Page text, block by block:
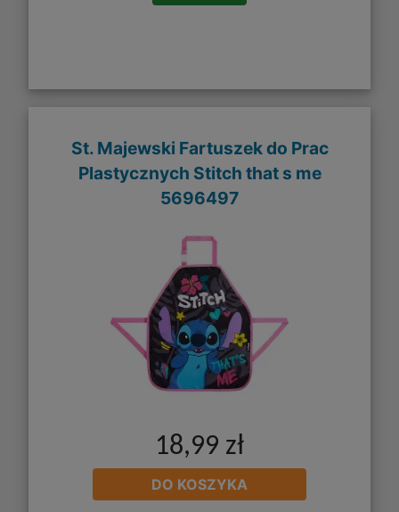
St. Majewski Fartuszek do Prac
Plastycznych Stitch that s me
5696497
18,99 zł
DO KOSZYKA